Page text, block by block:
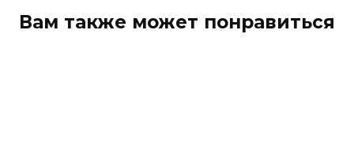
Вам также может понравиться